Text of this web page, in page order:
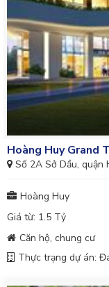
Hoàng Huy Grand
Số 2A Sở Dầu, quận
Hoàng Huy
Giá từ: 1.5 Tỷ
Căn hộ, chung cư
Thực trạng dự án: